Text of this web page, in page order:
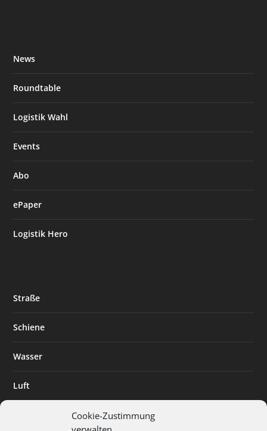
Cookie-Zustimmung
News
Roundtable
Logistik Wahl
Events
Abo
ePaper
Logistik Hero
Straße
Schiene
Wasser
Luft